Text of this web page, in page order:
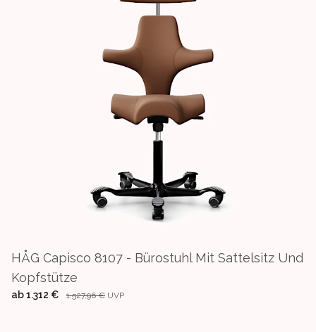
HÅG Capisco 8107 - Bürostuhl Mit Sattelsitz Und
Kopfstütze
ab1.312 € 1.527,96 € UVP